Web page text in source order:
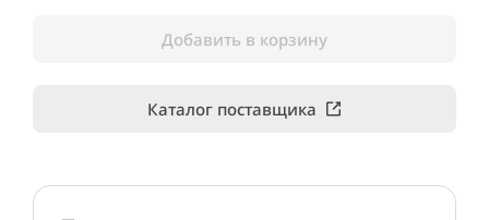
Добавить в корзину
Каталог поставщика